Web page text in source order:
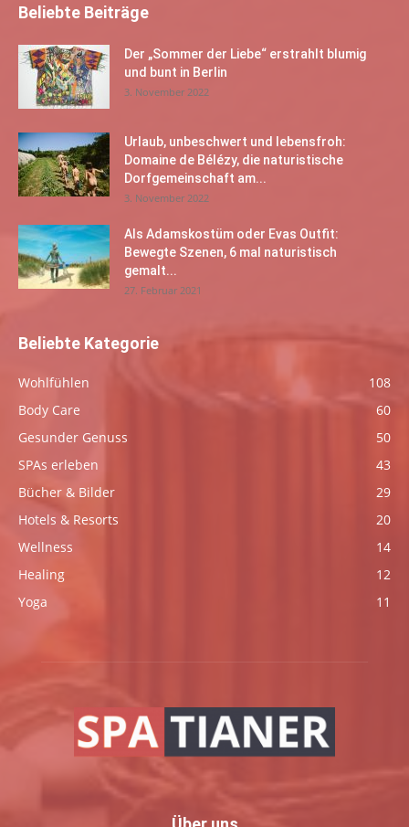
Beliebte Beiträge
Der „Sommer der Liebe“ erstrahlt blumig
und bunt in Berlin
3. November 2022
Urlaub, unbeschwert und lebensfroh:
Domaine de Bélézy, die naturistische
Dorfgemeinschaft am...
3. November 2022
Als Adamskostüm oder Evas Outfit:
Bewegte Szenen, 6 mal naturistisch
gemalt...
27. Februar 2021
Beliebte Kategorie
Wohlfühlen
108
Body Care
60
Gesunder Genuss
50
SPAs erleben
43
Bücher & Bilder
29
Hotels & Resorts
20
Wellness
14
Healing
12
Yoga
11